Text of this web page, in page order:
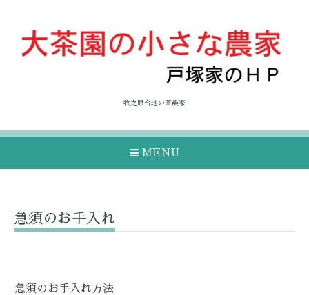
牧之原台地の茶農家
MENU
急須のお手入れ
急須のお手入れ方法